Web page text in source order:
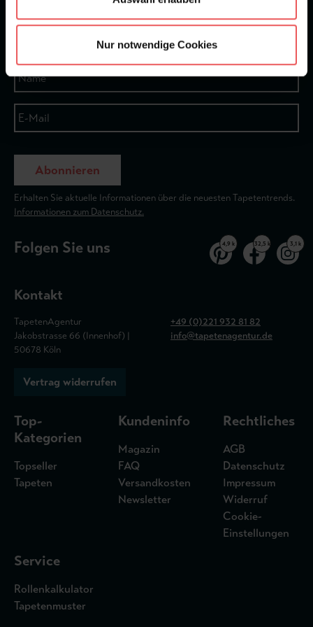
Nur notwendige Cookies
Newsletter
Abonnieren
Erhalten Sie aktuelle Informationen über die neuesten Tapetentrends.
Informationen zum Datenschutz.
Folgen Sie uns 4,9 k 32,5 k 3,1 k
Kontakt
TapetenAgentur
Jakobstrasse 66 (Innenhof) |
50678 Köln
+49 (0)221 932 81 82
info@tapetenagentur.de
Vertrag widerrufen
Top-
Kategorien
Topseller
Tapeten
Kundeninfo
Magazin
FAQ
Versandkosten
Newsletter
Rechtliches
AGB
Datenschutz
Impressum
Widerruf
Cookie-
Einstellungen
Service
Rollenkalkulator
Tapetenmuster